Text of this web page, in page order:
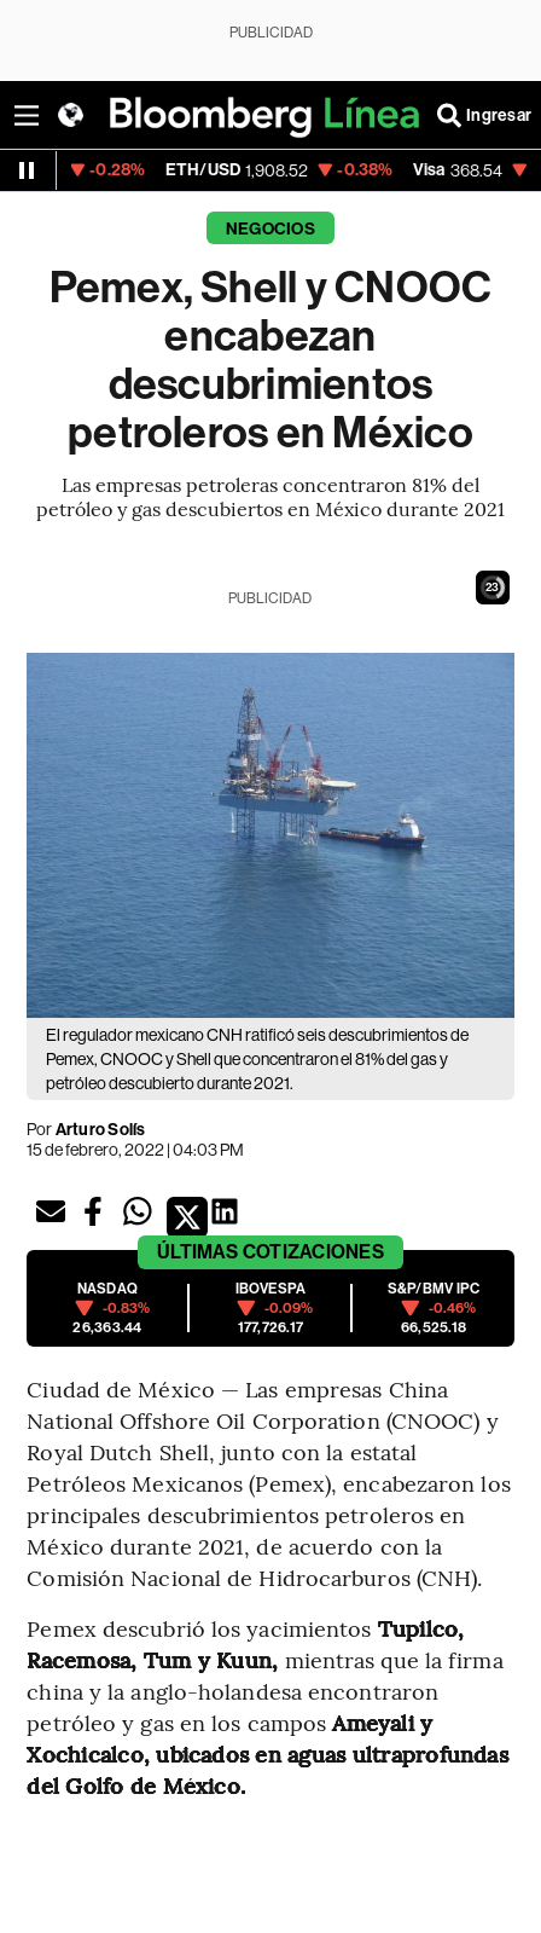
PUBLICIDAD
Ingresar
ETH/USD 1,908.52 -0.38% Visa 368.54 -0.28%
NEGOCIOS
Pemex, Shell y CNOOC
encabezan
descubrimientos
petroleros en México
Las empresas petroleras concentraron 81% del
petróleo y gas descubiertos en México durante 2021
22
PUBLICIDAD
El regulador mexicano CNH ratificó seis descubrimientos de
Pemex, CNOOC y Shell que concentraron el 81% del gas y
petróleo descubierto durante 2021.
PorArturo Solís
15 de febrero, 2022 | 04:03 PM
ÚLTIMAS COTIZACIONES
NASDAQ
-0.83%
26,363.44
IBOVESPA
-0.09%
177,726.17
S&P/BMV IPC
-0.46%
66,525.18
Ciudad de México — Las empresas China
National Offshore Oil Corporation (CNOOC) y
Royal Dutch Shell, junto con la estatal
Petróleos Mexicanos (Pemex), encabezaron los
principales descubrimientos petroleros en
México durante 2021, de acuerdo con la
Comisión Nacional de Hidrocarburos (CNH).
Pemex descubrió los yacimientos Tupilco,
Racemosa, Tum y Kuun, mientras que la firma
china y la anglo-holandesa encontraron
petróleo y gas en los camposAmeyali y
Xochicalco, ubicados en aguas ultraprofundas
del Golfo de México.